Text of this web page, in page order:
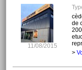
11/08/2015
de
>